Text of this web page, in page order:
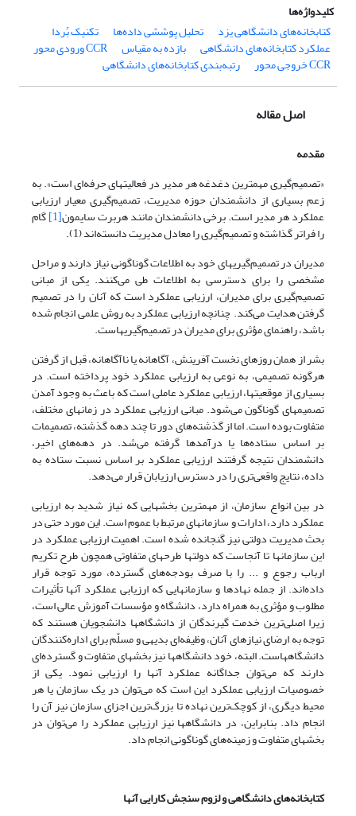
کلیدواژه‌ها
کتابخانه‌های دانشگاهی یزد
تحلیل پوششی داده‌ها تکنیک بُردا
عملکرد کتابخانه‌های دانشگاهی بازده به مقیاس CCR ورودی محور
CCR خروجی محور رتبه‌بندی کتابخانه‌های دانشگاهی
اصل مقاله
مقدمه
«تصمیم‌گیری مهمترین دغدغه هر مدیر در فعالیتهای حرفه‌ای است». به
زعم بسیاری از دانشمندان حوزه مدیریت، تصمیم‌گیری معیار ارزیابی
عملکرد هر مدیر است. برخی دانشمندان مانند هربرت سایمون[1] گام
را فراتر گذاشته و تصمیم‌گیری را معادل مدیریت دانسته‌اند (1).
مدیران در تصمیم‌گیریهای خود به اطلاعات گوناگونی نیاز دارند و مراحل
مشخصی را برای دسترسی به اطلاعات طی می‌کنند. یکی از مبانی
تصمیم‌گیری برای مدیران، ارزیابی عملکرد است که آنان را در تصمیم
گرفتن هدایت می‌کند. چنانچه ارزیابی عملکرد به روش علمی انجام شده
باشد، راهنمای مؤثری برای مدیران در تصمیم‌گیریهاست.
بشر از همان روزهای نخست آفرینش، آگاهانه یا ناآگاهانه، قبل از گرفتن
هرگونه تصمیمی، به نوعی به ارزیابی عملکرد خود پرداخته است. در
بسیاری از موقعیتها، ارزیابی عملکرد عاملی است که باعث به وجود آمدن
تصمیمهای گوناگون می‌شود. مبانی ارزیابی عملکرد در زمانهای مختلف،
متفاوت بوده است. اما از گذشته‌های دور تا چند دهه گذشته، تصمیمات
بر اساس ستاده‌ها یا درآمدها گرفته می‌شد. در دهه‌های اخیر،
دانشمندان نتیجه گرفتند ارزیابی عملکرد بر اساس نسبت ستاده به
داده، نتایج واقعی‌تری را در دسترس ارزیابان قرار می‌دهد.
در بین انواع سازمان، از مهمترین بخشهایی که نیاز شدید به ارزیابی
عملکرد دارد، ادارات و سازمانهای مرتبط با عموم است. این مورد حتی در
بحث مدیریت دولتی نیز گنجانده شده است. اهمیت ارزیابی عملکرد در
این سازمانها تا آنجاست که دولتها طرحهای متفاوتی همچون طرح تکریم
ارباب رجوع و ... را با صرف بودجه‌های گسترده، مورد توجه قرار
داده‌اند. از جمله نهادها و سازمانهایی که ارزیابی عملکرد آنها تأثیرات
مطلوب و مؤثری به همراه دارد، دانشگاه و مؤسسات آموزش عالی است،
زیرا اصلی‌ترین خدمت گیرندگان از دانشگاهها دانشجویان هستند که
توجه به ارضای نیازهای آنان، وظیفه‌ای بدیهی و مسلّم برای اداره‌کنندگان
دانشگاههاست. البته، خود دانشگاهها نیز بخشهای متفاوت و گسترده‌ای
دارند که می‌توان جداگانه عملکرد آنها را ارزیابی نمود. یکی از
خصوصیات ارزیابی عملکرد این است که می‌توان در یک سازمان یا هر
محیط دیگری، از کوچک‌ترین نهاده تا بزرگ‌ترین اجزای سازمان نیز آن را
انجام داد. بنابراین، در دانشگاهها نیز ارزیابی عملکرد را می‌توان در
بخشهای متفاوت و زمینه‌های گوناگونی انجام داد.
کتابخانه‌های دانشگاهی و لزوم سنجش کارایی آنها